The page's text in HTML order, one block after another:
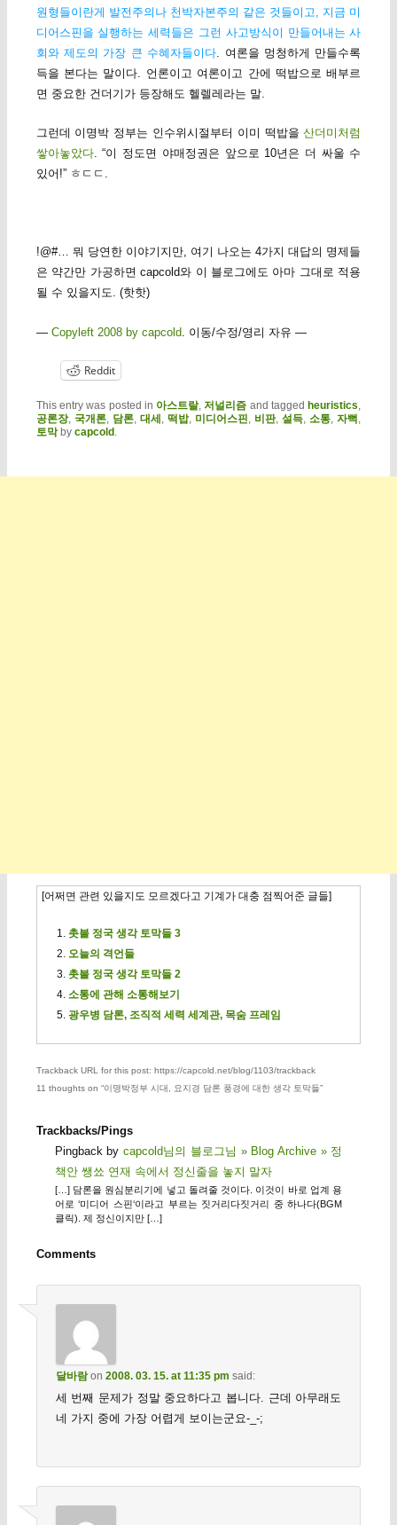
원형들이란게 발전주의나 천박자본주의 같은 것들이고, 지금 미
디어스핀을 실행하는 세력들은 그런 사고방식이 만들어내는 사
회와 제도의 가장 큰 수혜자들이다. 여론을 멍청하게 만들수록
득을 본다는 말이다. 언론이고 여론이고 간에 떡밥으로 배부르
면 중요한 건더기가 등장해도 헬렐레라는 말.
그런데 이명박 정부는 인수위시절부터 이미 떡밥을산더미처럼
쌓아놓았다. “이 정도면 야매정권은 앞으로 10년은 더 싸울 수
있어!” ㅎㄷㄷ.
!@#… 뭐 당연한 이야기지만, 여기 나오는 4가지 대답의 명제들
은 약간만 가공하면 capcold와 이 블로그에도 아마 그대로 적용
될 수 있을지도. (핫핫)
— Copyleft 2008 by capcold. 이동/수정/영리 자유 —
Reddit
This entry was posted in 아스트랄,저널리즘 and taggedheuristics
공론장, 국개론, 담론, 대세 떡밥, 미디어스핀 비판,설득 소통 ,자뻑
토막by capcold.
[어쩌면 관련 있을지도 모르겠다고 기계가 대충 점찍어준 글들]
촛불 정국 생각 토막들 3
오늘의 격언들
촛불 정국 생각 토막들 2
소통에 관해 소통해보기
광우병 담론, 조직적 세력 세계관, 목숨 프레임
Trackback URL for this post: https://capcold.net/blog/1103/trackback
11 thoughts on “이명박정부 시대, 요지경 담론 풍경에 대한 생각 토막들”
Trackbacks/Pings
Pingback bycapcold님의 블로그님 » Blog Archive » 정
책안 쌩쑈 연재 속에서 정신줄을 놓지 말자
[…] 담론을 원심분리기에 넣고 돌려줄 것이다. 이것이 바로 업계 용
어로 ‘미디어 스핀‘이라고 부르는 짓거리다짓거리 중 하나다(BGM
클릭). 제 정신이지만 […]
Comments
달바람on 2008. 03. 15. at 11:35 pm said:
세 번째 문제가 정말 중요하다고 봅니다. 근데 아무래도
네 가지 중에 가장 어렵게 보이는군요-_-;